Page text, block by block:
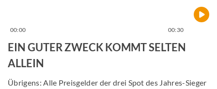
00:00 00:30
EIN GUTER ZWECK KOMMT SELTEN
ALLEIN
Übrigens: Alle Preisgelder der drei Spot des Jahres-Sieger